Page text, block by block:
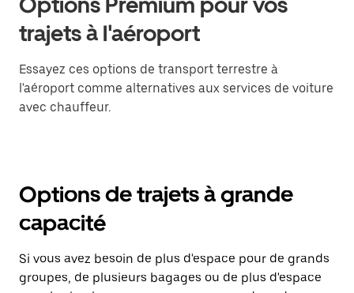
trajets à l'aéroport
Essayez ces options de transport terrestre à
l'aéroport comme alternatives aux services de voiture
avec chauffeur.
Options de trajets à grande
capacité
Si vous avez besoin de plus d'espace pour de grands
groupes, de plusieurs bagages ou de plus d'espace